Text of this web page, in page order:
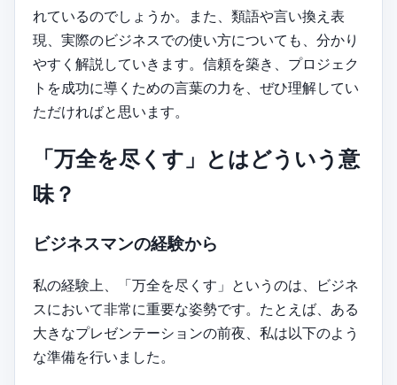
れているのでしょうか。また、類語や言い換え表
現、実際のビジネスでの使い方についても、分かり
やすく解説していきます。信頼を築き、プロジェク
トを成功に導くための言葉の力を、ぜひ理解してい
ただければと思います。
「万全を尽くす」とはどういう意
味？
ビジネスマンの経験から
私の経験上、「万全を尽くす」というのは、ビジネ
スにおいて非常に重要な姿勢です。たとえば、ある
大きなプレゼンテーションの前夜、私は以下のよう
な準備を行いました。